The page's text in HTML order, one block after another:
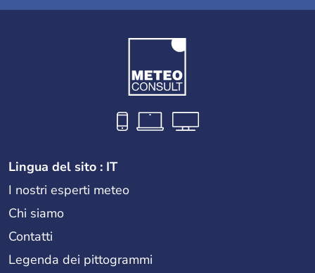
Lingua del sito : IT
I nostri esperti meteo
Chi siamo
Contatti
Legenda dei pittogrammi